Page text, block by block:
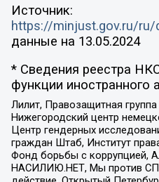
Источник:
https://minjust.gov.ru/
данные на 13.05.2024
* Сведения реестра
функции иностранного
Лилит, Правозащитная
Нижегородский центр
Центр гендерных
граждан Штаб, Институт
Фонд борьбы с коррупцией,
НАСИЛИЮ.НЕТ, Мы против